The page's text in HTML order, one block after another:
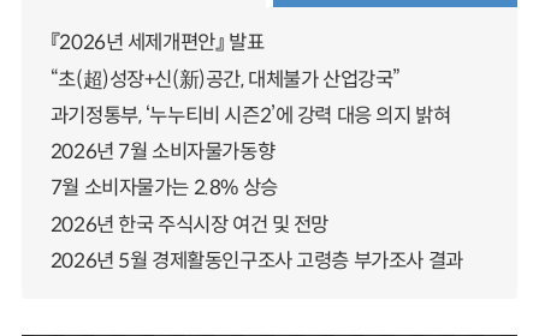
『2026년 세제개편안』 발표
“초(超)성장+신(新)공간, 대체불가 산업강국”
과기정통부, ‘누누티비 시즌2’에 강력 대응 의지 밝혀
2026년 7월 소비자물가동향
7월 소비자물가는 2.8% 상승
2026년 한국 주식시장 여건 및 전망
2026년 5월 경제활동인구조사 고령층 부가조사 결과